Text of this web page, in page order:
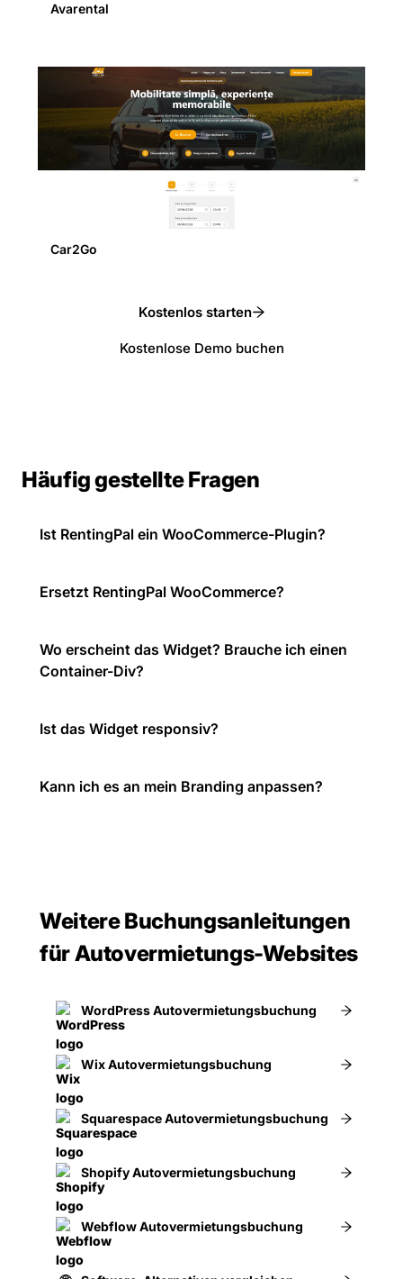
Avarental
Car2Go
Kostenlos starten
Kostenlose Demo buchen
Häufig gestellte Fragen
Ist RentingPal ein WooCommerce-Plugin?
Ersetzt RentingPal WooCommerce?
Wo erscheint das Widget? Brauche ich einen
Container-Div?
Ist das Widget responsiv?
Kann ich es an mein Branding anpassen?
Weitere Buchungsanleitungen
für Autovermietungs-Websites
WordPress Autovermietungsbuchung
Wix Autovermietungsbuchung
Squarespace Autovermietungsbuchung
Shopify Autovermietungsbuchung
Webflow Autovermietungsbuchung